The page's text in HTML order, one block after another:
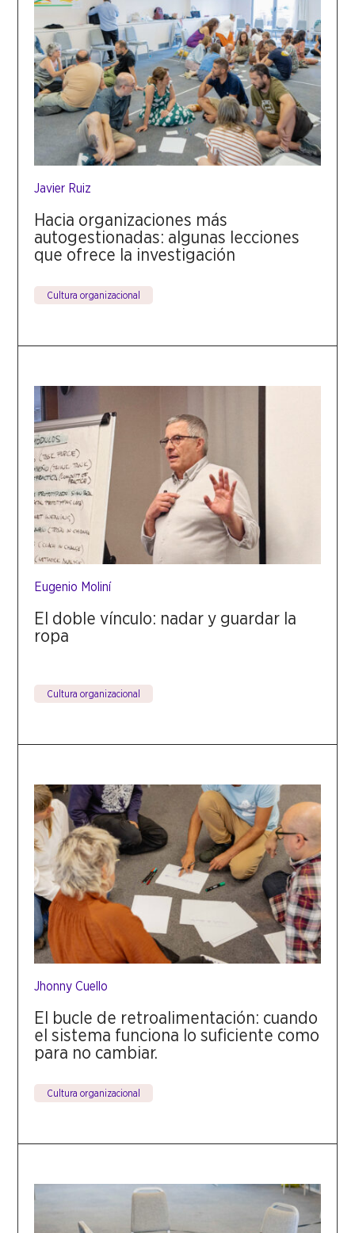
Javier Ruiz
Hacia organizaciones más
autogestionadas: algunas lecciones
que ofrece la investigación
Cultura organizacional
Eugenio Moliní
El doble vínculo: nadar y guardar la
ropa
Cultura organizacional
Jhonny Cuello
El bucle de retroalimentación: cuando
el sistema funciona lo suficiente como
para no cambiar.
Cultura organizacional